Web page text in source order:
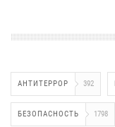
АНТИТЕРРОР 392
БЕЗОПАСНОСТЬ 1798